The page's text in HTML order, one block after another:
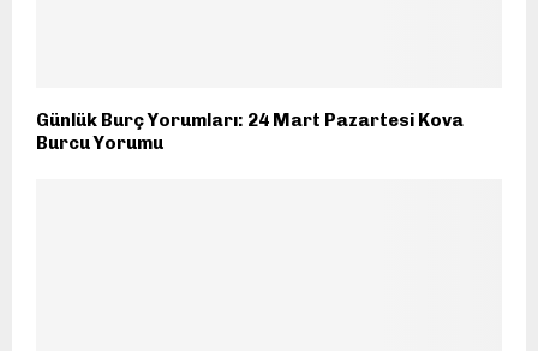
Günlük Burç Yorumları: 24 Mart Pazartesi Kova
Burcu Yorumu